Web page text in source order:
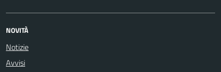
NOVITÀ
Notizie
Avvisi